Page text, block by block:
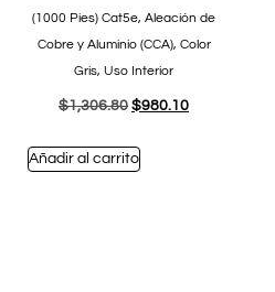
(1000 Pies) Cat5e, Aleación de
Cobre y Aluminio (CCA), Color
Gris, Uso Interior
$1,306.80 $980.10
Añadir al carrito